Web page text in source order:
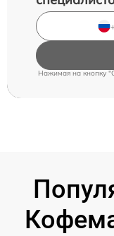
Нажимая на кнопку